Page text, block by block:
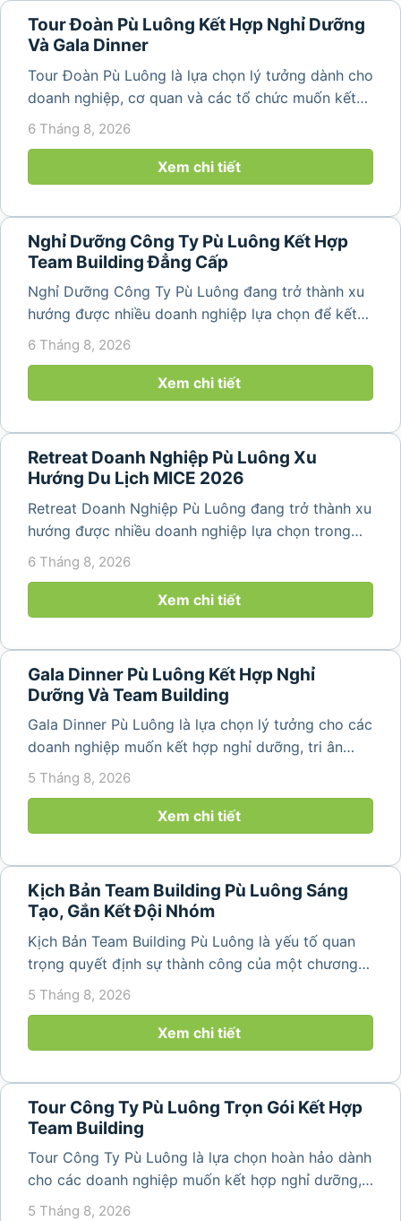
Tour Đoàn Pù Luông Kết Hợp Nghỉ Dưỡng
Và Gala Dinner
Tour Đoàn Pù Luông là lựa chọn lý tưởng dành cho
doanh nghiệp, cơ quan và các tổ chức muốn kết
hợp nghỉ dưỡng, tham quan và tổ chức các hoạt
động gắn kết tập thể. Với cảnh quan thiên nhiên
nguyên sơ, không khí...
6 Tháng 8, 2026
Xem chi tiết
Nghỉ Dưỡng Công Ty Pù Luông Kết Hợp
Team Building Đẳng Cấp
Nghỉ Dưỡng Công Ty Pù Luông đang trở thành xu
hướng được nhiều doanh nghiệp lựa chọn để kết
hợp giữa nghỉ ngơi, tái tạo năng lượng và xây
lịch đơn thuần, nhiều công ty...
6 Tháng 8, 2026
Xem chi tiết
Retreat Doanh Nghiệp Pù Luông Xu
Hướng Du Lịch MICE 2026
Retreat Doanh Nghiệp Pù Luông đang trở thành xu
hướng được nhiều doanh nghiệp lựa chọn trong
năm 2026 khi nhu cầu kết hợp nghỉ dưỡng, hội
họp và gắn kết đội ngũ ngày càng tăng. Không chỉ
mang đến khoảng thời gian thư giãn...
6 Tháng 8, 2026
Xem chi tiết
Gala Dinner Pù Luông Kết Hợp Nghỉ
Dưỡng Và Team Building
Gala Dinner Pù Luông là lựa chọn lý tưởng cho các
doanh nghiệp muốn kết hợp nghỉ dưỡng, tri ân
nhân viên và xây dựng tinh thần đồng đội trong
núi rừng hùng vĩ, không khí...
5 Tháng 8, 2026
Xem chi tiết
Kịch Bản Team Building Pù Luông Sáng
Tạo, Gắn Kết Đội Nhóm
Kịch Bản Team Building Pù Luông là yếu tố quan
trọng quyết định sự thành công của một chương
trình du lịch doanh nghiệp. Một kịch bản được xây
dựng bài bản không chỉ mang đến những phút
giây vui vẻ, sôi động mà còn...
5 Tháng 8, 2026
Xem chi tiết
Tour Công Ty Pù Luông Trọn Gói Kết Hợp
Team Building
Tour Công Ty Pù Luông là lựa chọn hoàn hảo dành
cho các doanh nghiệp muốn kết hợp nghỉ dưỡng,
team building và gắn kết tập thể trong không gian
5 Tháng 8, 2026